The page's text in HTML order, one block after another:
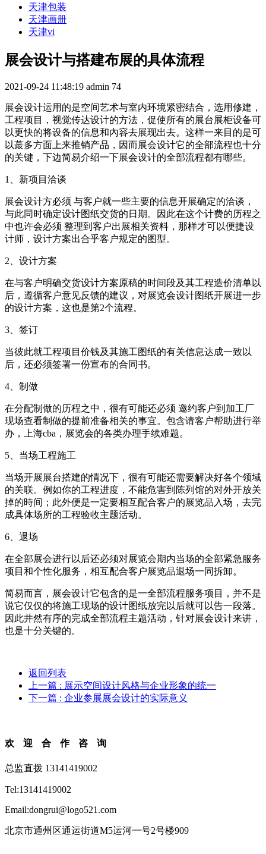
天津包装
天津画册
天津vi
展会设计与搭建布展的具体流程
2021-09-24 11:48:19 admin 74
展会设计运用的是空间艺术与室内环境紧密结合，选用修建，
工程项目，视觉传达设计的方法，促使所有的展台展柜设备可
以更快的将设备的信息和內容去展现出去。这样一来目的是可
以蕞多方面上来推销产品，因而展会设计它的全部流程也十分
的关键，下边简易介绍一下展会设计的全部流程都有哪些。
1、新项目洽谈
展会设计方必须 与客户就一些主要的信息开展确定的洽谈，
与此同时确定设计图纸交货的日期。因此在这个计费的历程之
中也许会必须 整理到客户出展相关资料，那样才可以便捷设
计师，设计方案出合乎客户规定的图型。
2、设计方案
在与客户明确交货设计方案原稿的时间段及其工程造价清单以
后，遵循客户意见反馈的建议，对展览会设计图纸开展进一步
的设计方案，这也是第2个流程。
3、签订
当彼此就工程项目价钱及其施工图纸的有关信息达成一致以
后，还必须签署一份宣布的合同书。
4、制做
在分配制做的历程之中，很有可能还必须 邀约客户到加工厂
现场查看制做的提前准备相关的事宜。包含请客户帮助进行举
办，上海cba，展览会的各类办理手续难题。
5、当场工程施工
当场开展展台搭建的情况下，很有可能还需要解决好各个领域
的关联。例如你的工程进度，不能危害到陈列馆的对外开放关
掉的時间；此外便是一定要相互配合客户的展览品入场，去完
成具体场所的工程验收主题活动。
6、退场
在全部展会进行以后还必须对展览会期内当场的全部紧急服务
项目和个性化服务，相互配合客户展览品退场一同拆卸。
简易而言，展会设计它包含的是一全部流程服务项目，并不是
说它仅仅的将施工现场的设计图纸放完以后就可以告一段落。
因此井然有序的完成全部流程主题活动，针对展会设计来讲，
也是十分关键的。
返回列表
上一篇 : 展示空间设计风格与企业形象的统一
下一篇 : 企业参展展会设计的实际意义
欢迎合作咨询
总监直拨 13141419002
Tel:13141419002
Email:dongrui@logo521.com
北京市通州区通运街道M5运河一号2号楼909